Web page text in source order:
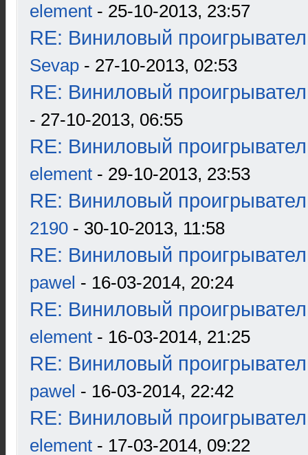
element - 25-10-2013, 23:57
RE: Виниловый
Sevap - 27-10-2013, 02:53
RE: Виниловый
- 27-10-2013, 06:55
RE: Виниловый
element - 29-10-2013, 23:53
RE: Виниловый
2190 - 30-10-2013, 11:58
RE: Виниловый
pawel - 16-03-2014, 20:24
RE: Виниловый
element - 16-03-2014, 21:25
RE: Виниловый
pawel - 16-03-2014, 22:42
RE: Виниловый
element - 17-03-2014, 09:22